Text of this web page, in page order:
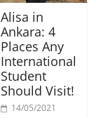
Alisa in
Ankara: 4
Places Any
International
Student
Should Visit!
14/05/2021